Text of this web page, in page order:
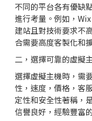
不同的平台各有優缺
進行考量。例如，
建站且對技術要求不
合需要高度客製化和
二，選擇可靠的虛擬
選擇虛擬主機時，需
性，速度，價格，客
定性和安全性著稱，
信譽良好，經驗豐富